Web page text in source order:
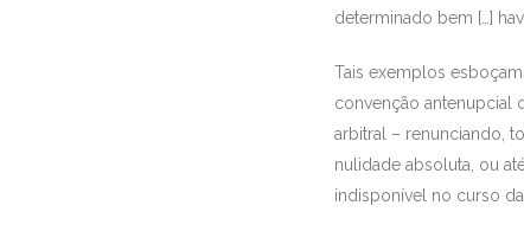
determinado bem […]
Tais exemplos
convenção antenupcial
arbitral – renunciando,
nulidade absoluta, ou
indisponível no curso